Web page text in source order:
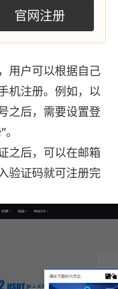
官网注册
用户可以根据自己
机注册。例如，以
之后，需要设置登
之后，可以在邮箱
验证码就可注册完